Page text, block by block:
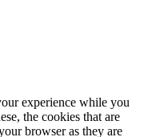
experience while you
the cookies that are
browser as they are